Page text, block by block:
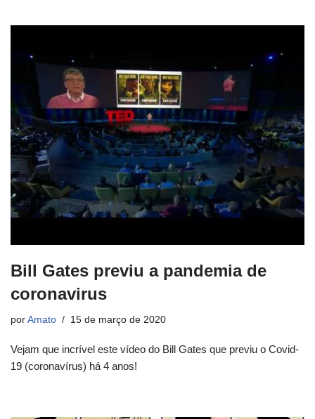
Bill Gates previu a pandemia de
coronavirus
por Amato 15 de março de 2020
Vejam que incrível este vídeo do Bill Gates que previu o Covid-
19 (coronavírus) há 4 anos!